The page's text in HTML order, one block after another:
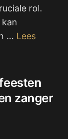
rol.
… Lees
zanger